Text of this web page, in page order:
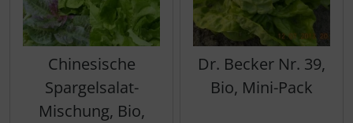
Chinesische
Spargelsalat-
Mischung, Bio,
Dr. Becker Nr. 39,
Bio, Mini-Pack